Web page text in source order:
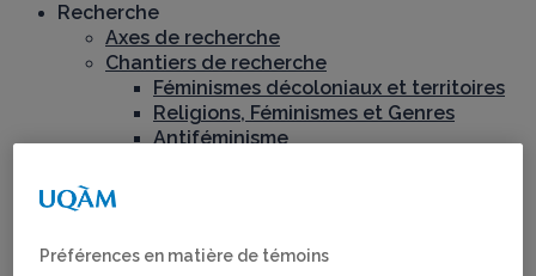
Recherche
Axes de recherche
Chantiers de recherche
Féminismes décoloniaux et territoires
Religions, Féminismes et Genres
Antiféminisme
Projets financés par le RéQEF
aux chantiers de recherche
Préférences en matière de témoins